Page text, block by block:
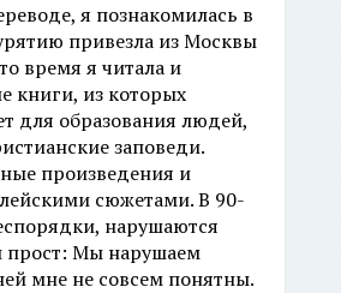
я познакомилась в
привезла из Москвы
время я читала и
книги, из которых
для образования людей,
заповеди.
произведения и
сюжетами. В 90-
нарушаются
прост: Мы нарушаем
мне не совсем понятны.